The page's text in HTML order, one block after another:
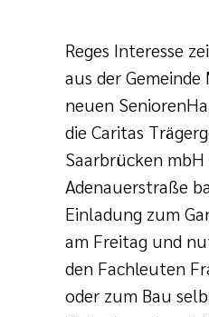
Reges Interesse
aus der
neuen
die Caritas
Saarbrücken
Adenauerstraße
Einladung zum
am Freitag und
den Fachleuten
oder zum Bau